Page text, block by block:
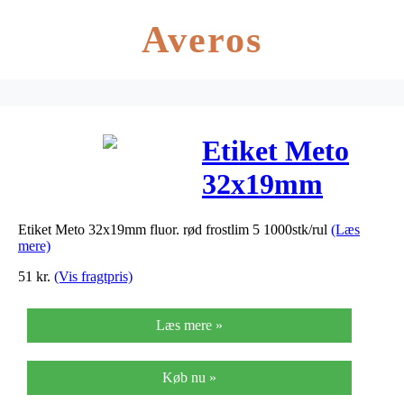
Averos
Etiket Meto
32x19mm
fluor. rød
Etiket Meto 32x19mm fluor. rød frostlim 5 1000stk/rul (Læs
mere)
51 kr. (Vis fragtpris)
Læs mere »
Køb nu »